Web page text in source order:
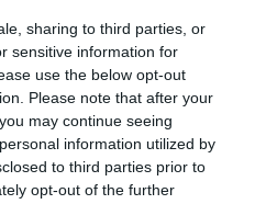
sharing to third parties, or
sensitive information for
use the below opt-out
Please note that after your
may continue seeing
information utilized by
to third parties prior to
opt-out of the further
elvețian. Dar
poliția rutieră din
să dea de urma unor rude
prin teste ADN.
accidentului